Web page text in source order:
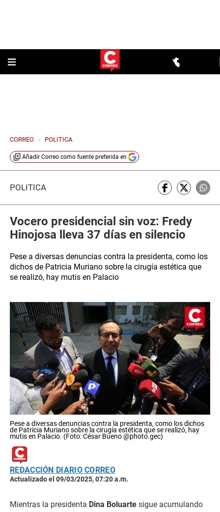
CORREO > POLITICA
Añadir Correo como fuente preferida en
POLÍTICA
Vocero presidencial sin voz: Fredy
Hinojosa lleva 37 días en silencio
Pese a diversas denuncias contra la presidenta, como los
dichos de Patricia Muriano sobre la cirugía estética que
se realizó, hay mutis en Palacio
Pese a diversas denuncias contra la presidenta, como los dichos
de Patricia Muriano sobre la cirugía estética que se realizó, hay
mutis en Palacio. (Foto: César Bueno @photo.gec)
REDACCIÓN DIARIO CORREO
Actualizado el 09/03/2025, 07:20 a.m.
Mientras la presidenta Dina Boluarte sigue acumulando